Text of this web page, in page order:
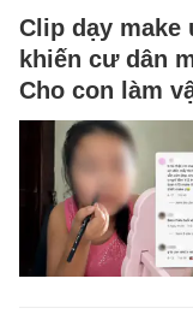
Clip dạy
khiến cư dân
Cho con làm